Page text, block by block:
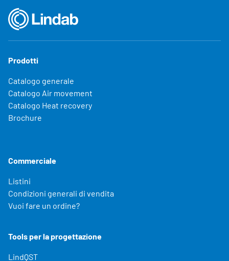
Prodotti
Catalogo generale
Catalogo Air movement
Catalogo Heat recovery
Brochure
Commerciale
Listini
Condizioni generali di vendita
Vuoi fare un ordine?
Tools per la progettazione
LindQST